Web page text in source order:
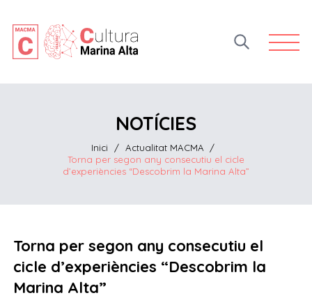
Open
NOTÍCIES
Inici / Actualitat MACMA
/
Torna per segon any consecutiu el cicle
d’experiències “Descobrim la Marina Alta”
Torna per segon any consecutiu el
cicle d’experiències “Descobrim la
Marina Alta”